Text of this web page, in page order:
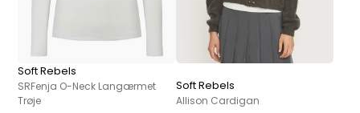
Soft Rebels
SRFenja O-Neck Langærmet
Trøje
Soft Rebels
Allison Cardigan